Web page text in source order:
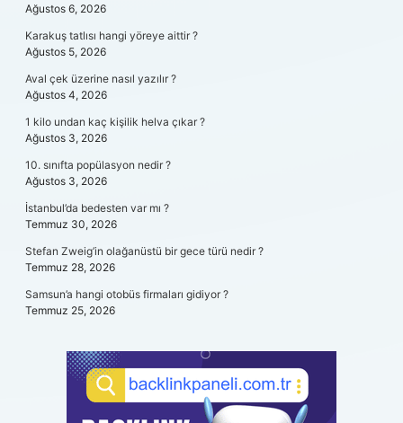
Ağustos 6, 2026
Karakuş tatlısı hangi yöreye aittir ?
Ağustos 5, 2026
Aval çek üzerine nasıl yazılır ?
Ağustos 4, 2026
1 kilo undan kaç kişilik helva çıkar ?
Ağustos 3, 2026
10. sınıfta popülasyon nedir ?
Ağustos 3, 2026
İstanbul’da bedesten var mı ?
Temmuz 30, 2026
Stefan Zweig’in olağanüstü bir gece türü nedir ?
Temmuz 28, 2026
Samsun’a hangi otobüs firmaları gidiyor ?
Temmuz 25, 2026